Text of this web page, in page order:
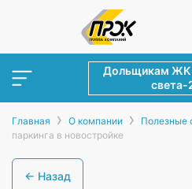
Дольщикам ЖК
света-
Главная › О компании › Полезные
паркинга в новостройке
← Назад